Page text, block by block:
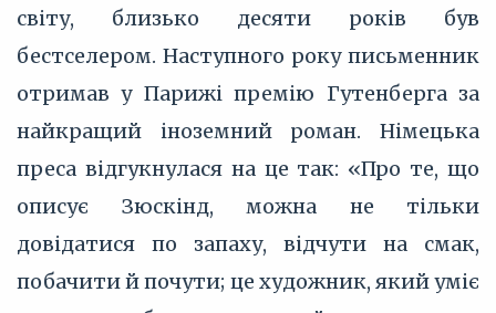
світу, близько десяти років був
бестселером. Наступного року письменник
отримав у Парижі премію Гутенберга за
найкращий іноземний роман. Німецька
преса відгукнулася на це так: «Про те, що
описує Зюскінд, можна не тільки
довідатися по запаху, відчути на смак,
побачити й почути; це художник, який уміє